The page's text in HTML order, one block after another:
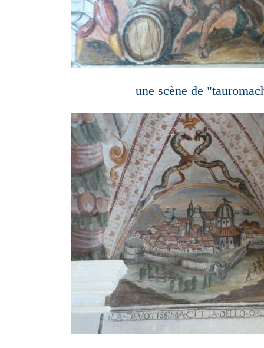
une scène de